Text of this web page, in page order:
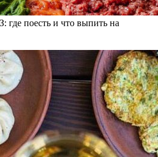
где поесть и что выпить на